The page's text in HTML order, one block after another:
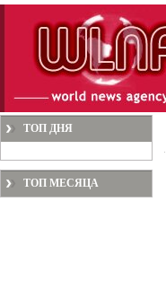
ТОП ДНЯ
ТОП МЕСЯЦА